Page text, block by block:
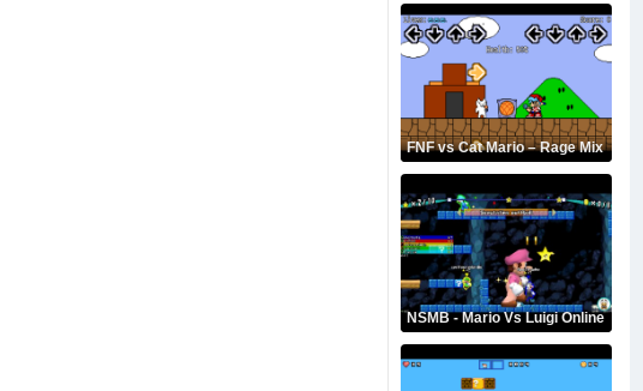
FNF vs Cat Mario – Rage Mix
NSMB - Mario Vs Luigi Online